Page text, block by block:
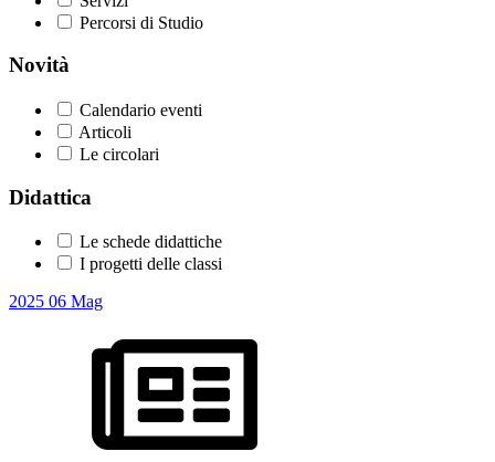
Percorsi di Studio
Novità
Calendario eventi
Articoli
Le circolari
Didattica
Le schede didattiche
I progetti delle classi
2025 06 Mag